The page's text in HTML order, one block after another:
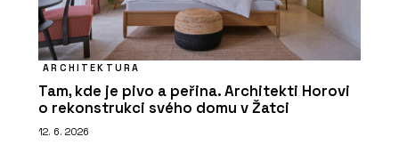
ARCHITEKTURA
Tam, kde je pivo a peřina. Architekti Horovi
o rekonstrukci svého domu v Žatci
12. 6. 2026